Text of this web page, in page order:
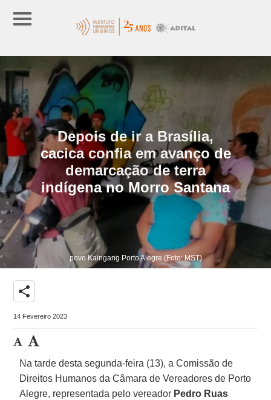
Depois de ir a Brasília,
cacica confia em avanço de
demarcação de terra
indígena no Morro Santana
povo Kaingang Porto Alegre (Foto: MST)
share
14 Fevereiro 2023
Na tarde desta segunda-feira (13), a Comissão de
Direitos Humanos da Câmara de Vereadores de Porto
Alegre, representada pelo vereador Pedro Ruas